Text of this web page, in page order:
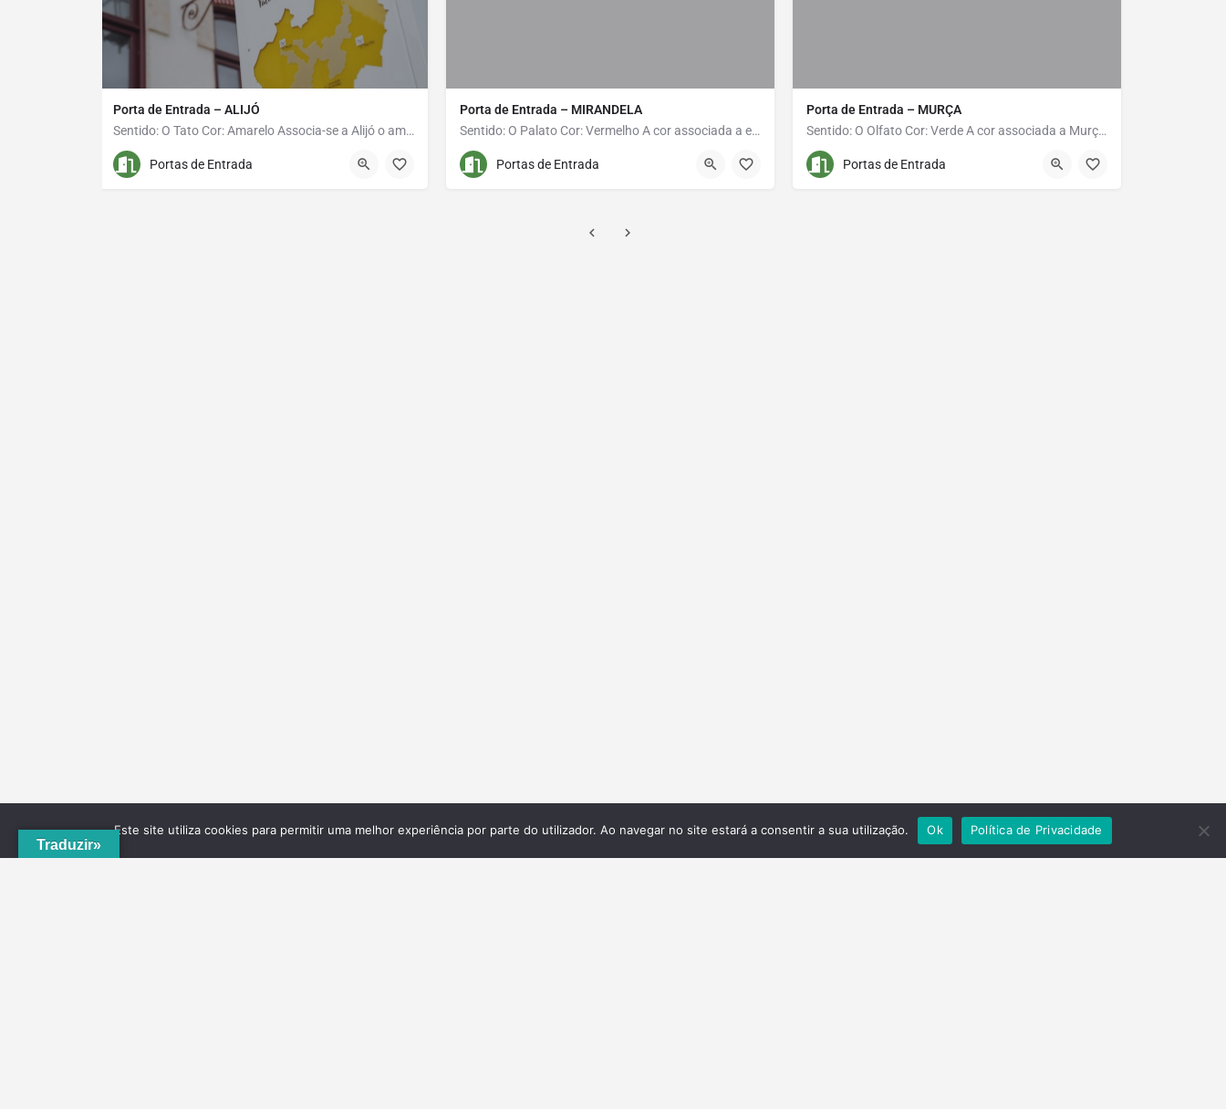
Porta de Entrada – ALIJÓ
Sentido: O Tato Cor: Amarelo Associa-se a Alijó o amarelo: cor do sol e da energia que banham toda a…
259 950 095 Avenida Teixeira Lopes 27
Portas de Entrada
Porta de Entrada – MIRANDELA
Sentido: O Palato Cor: Vermelho A cor associada a este município é o vermelho. Através desta cor…
936 667 655 Travessa da Ponte Romana Nº 87
Portas de Entrada
Porta de Entrada – MURÇA
Sentido: O Olfato Cor: Verde A cor associada a Murça é o verde. O verde liga-se naturalmente à natureza e…
259 510 120 Parque Urbano
Portas de Entrada
Traduzir»
Este site utiliza cookies para permitir uma melhor experiência por parte do utilizador. Ao navegar no site estará a consentir a sua utilização. Ok Política de Privacidade